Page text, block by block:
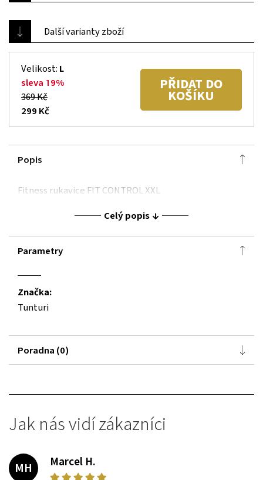
Další varianty zboží
Velikost: L
sleva 19%
369 Kč
299 Kč
PŘIDAT DO
KOŠÍKU
Popis
Fitness rukavice FIT CONTROL XXL
Celý popis
Parametry
Značka:
Tunturi
Poradna (0)
Jak nás vidí zákazníci
MH
Marcel H.